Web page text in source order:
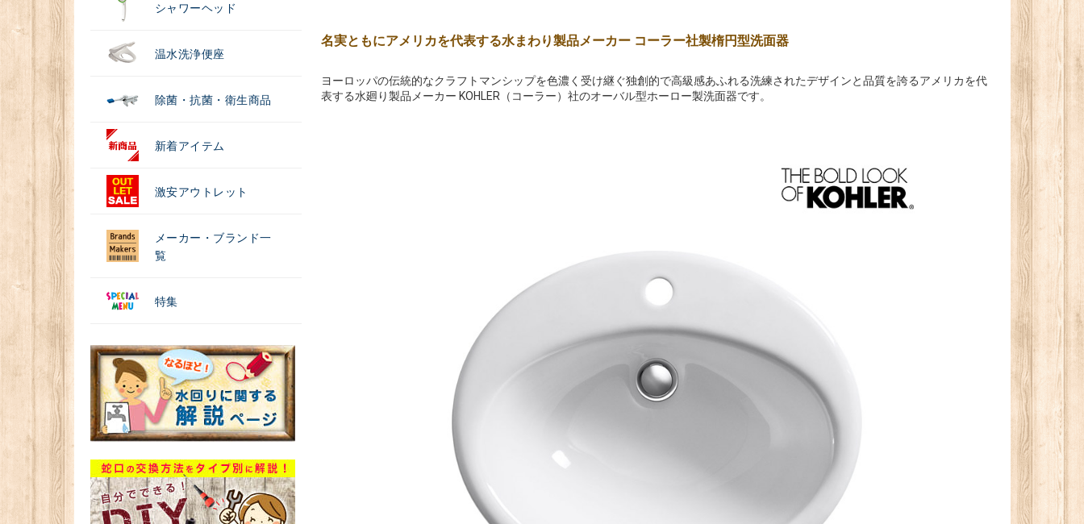
シャワーヘッド
温水洗浄便座
除菌・抗菌・衛生商品
新着アイテム
激安アウトレット
メーカー・ブランド一
覧
特集
名実ともにアメリカを代表する水まわり製品メーカー コーラー社製楕円型洗面器
ヨーロッパの伝統的なクラフトマンシップを色濃く受け継ぐ独創的で高級感あふれる洗練されたデザインと品質を誇るアメリカを代
表する水廻り製品メーカー KOHLER（コーラー）社のオーバル型ホーロー製洗面器です。